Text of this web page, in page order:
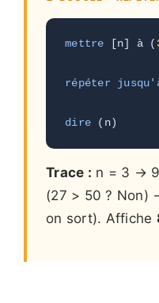
mettre [n] à (
répéter
dire (n)
Trace : n = 3 →
(27 > 50 ? Non)
on sort). Affiche